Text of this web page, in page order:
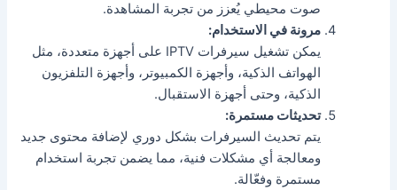
صوت محيطي يُعزز من تجربة المشاهدة.
مرونة في الاستخدام:
يمكن تشغيل سيرفرات IPTV على أجهزة متعددة، مثل
الهواتف الذكية، وأجهزة الكمبيوتر، وأجهزة التلفزيون
الذكية، وحتى أجهزة الاستقبال.
تحديثات مستمرة:
يتم تحديث السيرفرات بشكل دوري لإضافة محتوى جديد
ومعالجة أي مشكلات فنية، مما يضمن تجربة استخدام
مستمرة وفعّالة.